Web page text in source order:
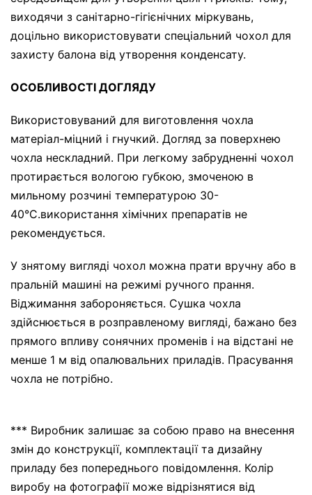
виходячи з санітарно-гігієнічних міркувань,
доцільно використовувати спеціальний чохол для
захисту балона від утворення конденсату.
ОСОБЛИВОСТІ ДОГЛЯДУ
Використовуваний для виготовлення чохла
матеріал-міцний і гнучкий. Догляд за поверхнею
чохла нескладний. При легкому забрудненні чохол
протирається вологою губкою, змоченою в
мильному розчині температурою 30-
40°С.використання хімічних препаратів не
рекомендується.
У знятому вигляді чохол можна прати вручну або в
пральній машині на режимі ручного прання.
Віджимання забороняється. Сушка чохла
здійснюється в розправленому вигляді, бажано без
прямого впливу сонячних променів і на відстані не
менше 1 м від опалювальних приладів. Прасування
чохла не потрібно.
*** Виробник залишає за собою право на внесення
змін до конструкції, комплектації та дизайну
приладу без попереднього повідомлення. Колір
виробу на фотографії може відрізнятися від